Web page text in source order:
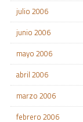
julio 2006
junio 2006
mayo 2006
abril 2006
marzo 2006
febrero 2006